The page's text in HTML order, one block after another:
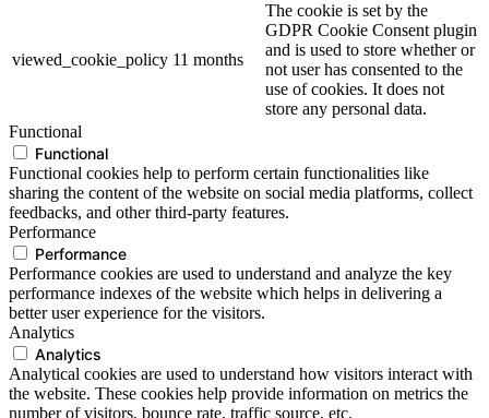
viewed_cookie_policy 11 months
The cookie is set by the
GDPR Cookie Consent plugin
and is used to store whether or
not user has consented to the
use of cookies. It does not
store any personal data.
Functional
Functional
Functional cookies help to perform certain functionalities like
sharing the content of the website on social media platforms, collect
feedbacks, and other third-party features.
Performance
Performance
Performance cookies are used to understand and analyze the key
performance indexes of the website which helps in delivering a
better user experience for the visitors.
Analytics
Analytics
Analytical cookies are used to understand how visitors interact with
the website. These cookies help provide information on metrics the
number of visitors, bounce rate, traffic source, etc.